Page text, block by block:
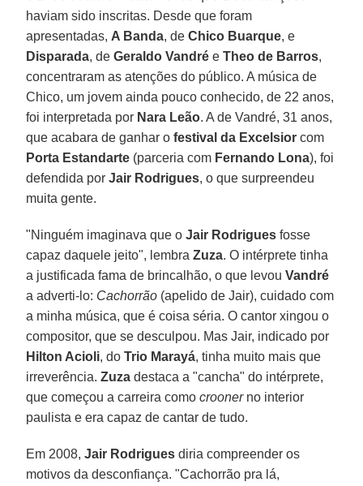
haviam sido inscritas. Desde que foram
apresentadas, A Banda, de Chico Buarque, e
Disparada, deGeraldo Vandré eTheo de Barros,
concentraram as atenções do público. A música de
Chico, um jovem ainda pouco conhecido, de 22 anos,
foi interpretada por Nara Leão. A de Vandré, 31 anos,
que acabara de ganhar o festival da Excelsior com
Porta Estandarte (parceria com Fernando Lona), foi
defendida porJair Rodrigues, o que surpreendeu
muita gente.
"Ninguém imaginava que oJair Rodrigues fosse
capaz daquele jeito", lembraZuza. O intérprete tinha
a justificada fama de brincalhão, o que levouVandré
a adverti-lo: Cachorrão (apelido de Jair), cuidado com
a minha música, que é coisa séria. O cantor xingou o
compositor, que se desculpou. Mas Jair, indicado por
Hilton Acioli, doTrio Marayá, tinha muito mais que
irreverência.Zuza destaca a "cancha" do intérprete,
que começou a carreira comocroonerno interior
paulista e era capaz de cantar de tudo.
Em 2008,Jair Rodrigues diria compreender os
motivos da desconfiança. "Cachorrão pra lá,